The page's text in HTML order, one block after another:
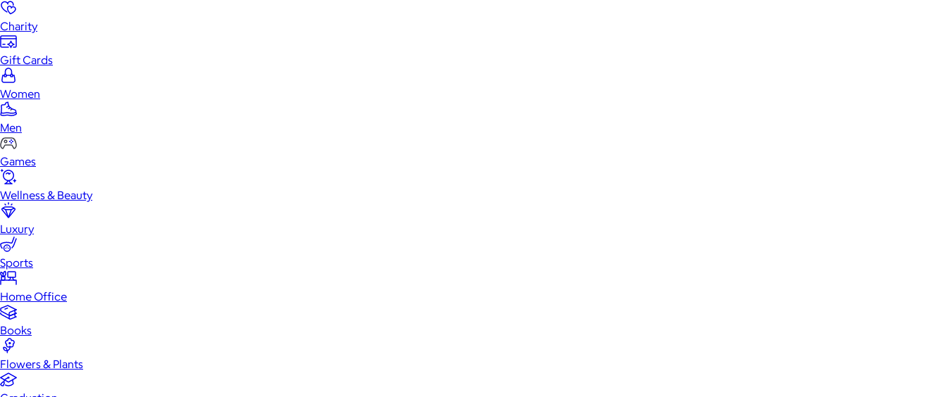
Charity
Gift Cards
Women
Men
Games
Wellness & Beauty
Luxury
Sports
Home Office
Books
Flowers & Plants